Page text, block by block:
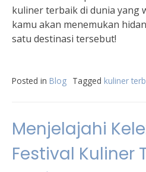
kuliner terbaik di dunia yang
kamu akan menemukan
satu destinasi tersebut!
Posted in Blog Tagged kuliner
Menjelajahi
Festival Kuliner